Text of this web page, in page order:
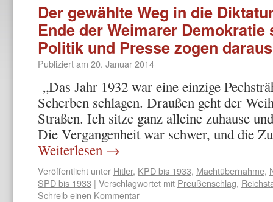
Der gewählte Weg in die
Ende der Weimarer Demokratie
Politik und Presse zogen
Publiziert am 20. Januar 2014
„Das Jahr 1932 war eine einzige
Scherben schlagen. Draußen geht der
Straßen. Ich sitze ganz alleine zuhause
Die Vergangenheit war schwer, und die
Weiterlesen →
Veröffentlicht unter Hitler, KPD bis 1933, Machtübernahme,
SPD bis 1933 | Verschlagwortet mit Preußenschlag,
Schreib einen Kommentar